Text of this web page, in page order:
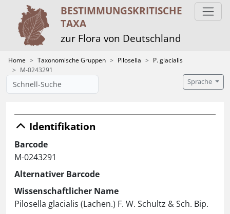
BESTIMMUNGS­KRITISCHE
TAXA
zur Flora von Deutschland
Home Taxonomische Gruppen Pilosella
P. glacialis
M-0243291
Sprache
Identifikation
Barcode
M-0243291
Alternativer Barcode
Wissenschaftlicher Name
Pilosella glacialis (Lachen.) F. W. Schultz & Sch. Bip.